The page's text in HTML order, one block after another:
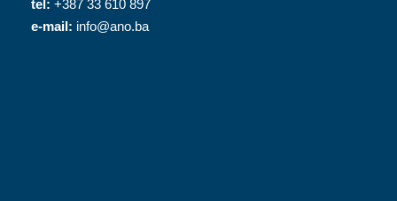
tel: +387 33 610 897
e-mail: info@ano.ba